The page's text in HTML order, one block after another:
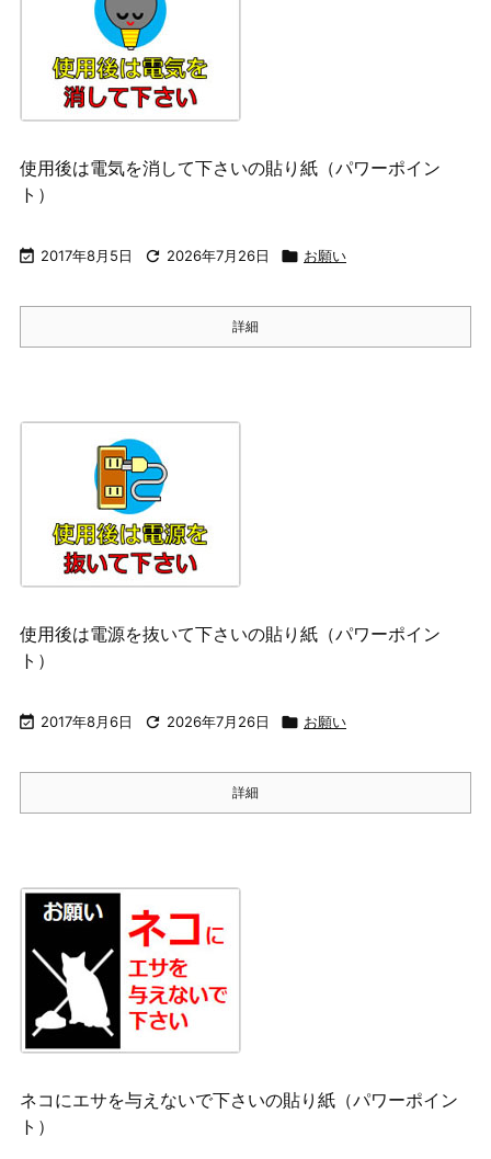
使用後は電気を消して下さいの貼り紙（パワーポイン
ト）
 2017年8月5日  2026年7月26日  お願い
詳細
使用後は電源を抜いて下さいの貼り紙（パワーポイン
ト）
 2017年8月6日  2026年7月26日  お願い
詳細
ネコにエサを与えないで下さいの貼り紙（パワーポイン
ト）